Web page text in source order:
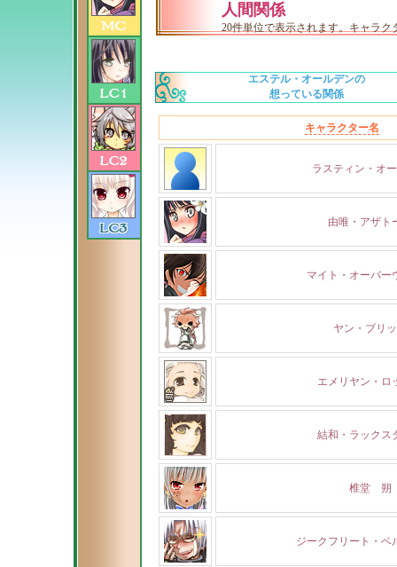
人間関係
20件単位で表示されます。キャラ
エステル・オールデンの
想っている関係
キャラクター名
ラスティン・オ
由唯・アザト
マイト・オーバー
ヤン・ブリ
エメリヤン・ロ
結和・ラックス
椎堂 朔
ジークフリート・ベ